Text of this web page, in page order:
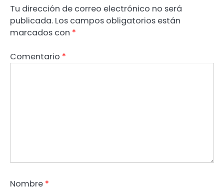
Tu dirección de correo electrónico no será
publicada. Los campos obligatorios están
marcados con *
Comentario *
Nombre *